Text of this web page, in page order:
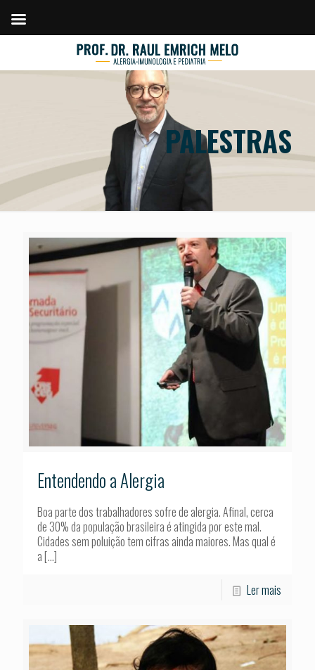
PALESTRAS
Entendendo a Alergia
Boa parte dos trabalhadores sofre de alergia. Afinal, cerca
de 30% da população brasileira é atingida por este mal.
Cidades sem poluição tem cifras ainda maiores. Mas qual é
a[…]
Ler mais